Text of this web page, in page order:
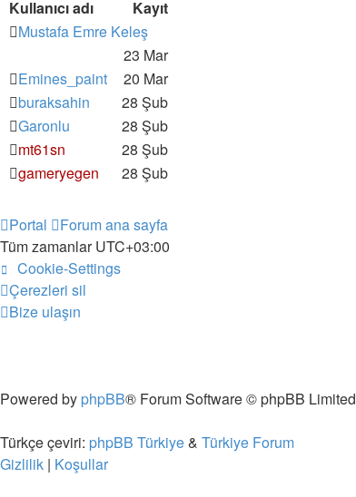
Kullanıcı adı
Kayıt
Mustafa Emre Keleş
23 Mar
Emines_paint
20 Mar
buraksahin
28 Şub
Garonlu
28 Şub
mt61sn
28 Şub
gameryegen
28 Şub
Portal
Forum ana sayfa
Tüm zamanlarUTC+03:00
Cookie-Settings
Çerezleri sil
Bize ulaşın
Powered by phpBB® Forum Software © phpBB Limited
Türkçe çeviri: phpBB Türkiye& Türkiye Forum
Gizlilik | Koşullar